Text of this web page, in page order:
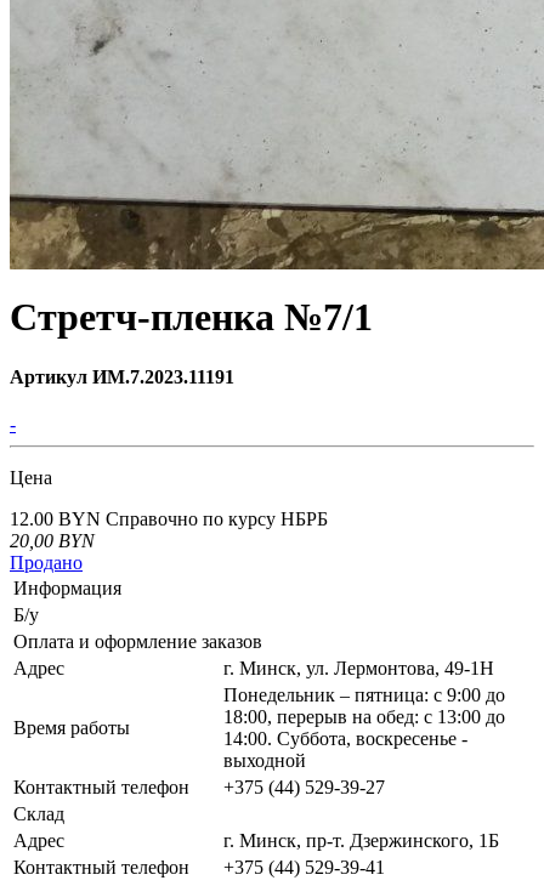
Стретч-пленка №7/1
Артикул ИМ.7.2023.11191
-
Цена
12.00 BYN Справочно по курсу НБРБ
20,00 BYN
Продано
Информация
Б/у
Оплата и оформление заказов
Адрес
г. Минск, ул. Лермонтова, 49-1Н
Время работы
Понедельник – пятница: с 9:00 до
18:00, перерыв на обед: с 13:00 до
14:00. Суббота, воскресенье -
выходной
Контактный телефон
+375 (44) 529-39-27
Склад
Адрес
г. Минск, пр-т. Дзержинского, 1Б
Контактный телефон
+375 (44) 529-39-41